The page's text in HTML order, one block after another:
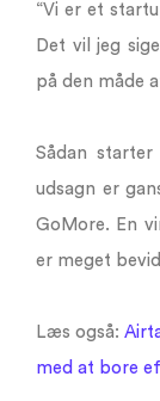
“Vi er et
Det vil jeg
på den måde
Sådan
udsagn er
GoMore. En
er meget
Læs også:
med at bore